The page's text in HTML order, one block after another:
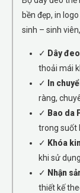
bền đẹp, in
sinh – sinh
✓ Dây
thoải mái
✓ In
ràng,
✓ Bao da
trong suốt
✓ Khóa
khi sử dụng.
✓ Nhận
thiết kế